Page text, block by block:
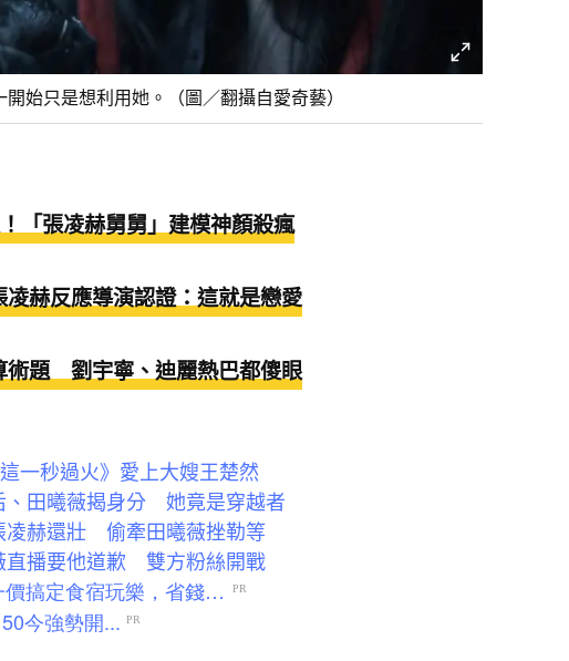
始只是想利用她。（圖／翻攝自愛奇藝）
「張凌赫舅舅」建模神顏殺瘋
凌赫反應導演認證：這就是戀愛
術題 劉宇寧、迪麗熱巴都傻眼
一秒過火》愛上大嫂王楚然
、田曦薇揭身分 她竟是穿越者
凌赫還壯 偷牽田曦薇挫勒等
直播要他道歉 雙方粉絲開戰